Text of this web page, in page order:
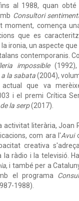
al 1988, quan
Consultori
moment, comença
que es
ironia, un aspecte
contemporanis.
impossible(1992),
la sabata(2004),
actual que va
i el premi Crítica
la serp(2017).
activitat literària, Joan
com ara l'Avui
creativa
la ràdio i la televisió.
, i també per a
el programa
1988).